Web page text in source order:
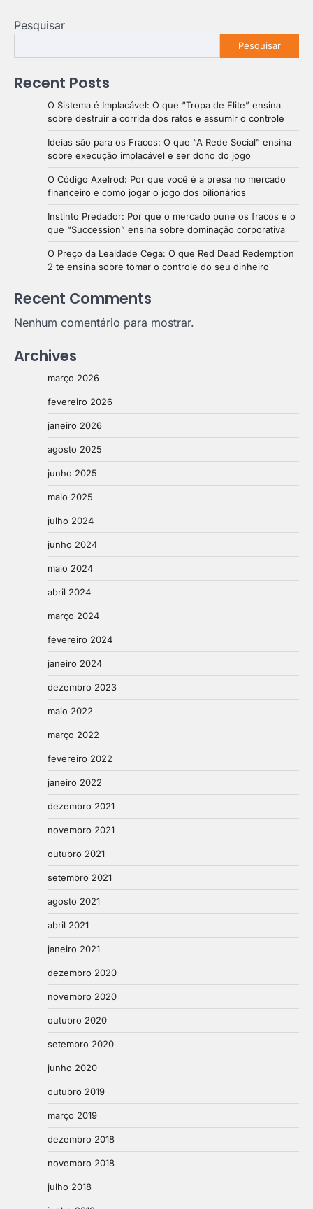
Pesquisar
Pesquisar
Recent Posts
O Sistema é Implacável: O que “Tropa de Elite” ensina
sobre destruir a corrida dos ratos e assumir o controle
Ideias são para os Fracos: O que “A Rede Social” ensina
sobre execução implacável e ser dono do jogo
O Código Axelrod: Por que você é a presa no mercado
financeiro e como jogar o jogo dos bilionários
Instinto Predador: Por que o mercado pune os fracos e o
que “Succession” ensina sobre dominação corporativa
O Preço da Lealdade Cega: O que Red Dead Redemption
2 te ensina sobre tomar o controle do seu dinheiro
Recent Comments
Nenhum comentário para mostrar.
Archives
março 2026
fevereiro 2026
janeiro 2026
agosto 2025
junho 2025
maio 2025
julho 2024
junho 2024
maio 2024
abril 2024
março 2024
fevereiro 2024
janeiro 2024
dezembro 2023
maio 2022
março 2022
fevereiro 2022
janeiro 2022
dezembro 2021
novembro 2021
outubro 2021
setembro 2021
agosto 2021
abril 2021
janeiro 2021
dezembro 2020
novembro 2020
outubro 2020
setembro 2020
junho 2020
outubro 2019
março 2019
dezembro 2018
novembro 2018
julho 2018